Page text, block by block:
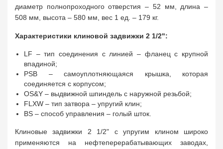
диаметр полнопроходного отверстия – 52 мм, длина –
508 мм, высота – 580 мм, вес 1 ед. – 179 кг.
Характеристики клиновой задвижки 2 1/2":
LF – тип соединения с линией – фланец с крупной
впадиной;
PSB – самоуплотняющаяся крышка, которая
соединяется с корпусом;
OS&Y – выдвижной шпиндель с наружной резьбой;
FLXW – тип затвора – упругий клин;
BS – способ управления – голый шток.
Клиновые задвижки 2 1/2" с упругим клином широко
применяются на нефтеперерабатывающих заводах,